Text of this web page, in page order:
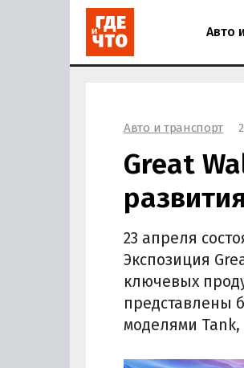
Авто
Авто и транспорт
Great
23 апреля
Экспозиция
ключевых
представлены
моделями